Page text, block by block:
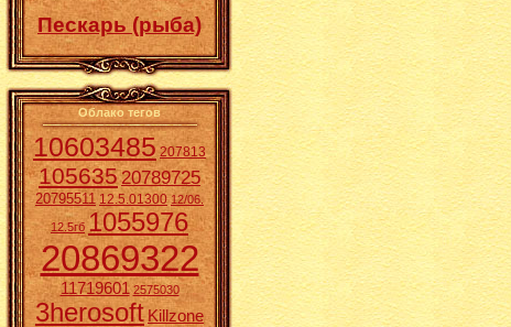
Пескарь (рыба)
Облако тегов
10603485 207813
10563520789725
20795511 12.5.01300 12/06.
12.5гб 1055976
20869322
11719601 2575030
3herosoft Killzone